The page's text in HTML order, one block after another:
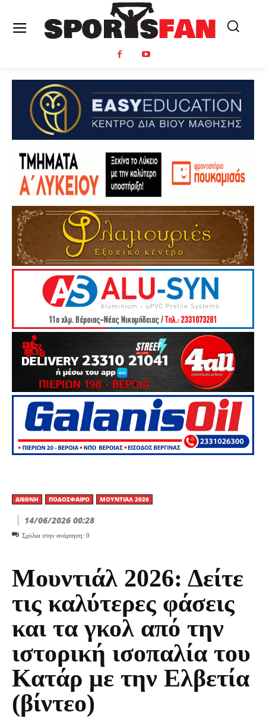
ΔΙΕΘΝΉ ΠΟΔΌΣΦΑΙΡΟ ΜΟΥΝΤΙΆΛ 2026
14/06/2026 00:28
Σχόλια στην ανάρτηση: 0
Μουντιάλ 2026: Δείτε
τις καλύτερες φάσεις
και τα γκολ από την
ιστορική ισοπαλία του
Κατάρ με την Ελβετία
(βίντεο)